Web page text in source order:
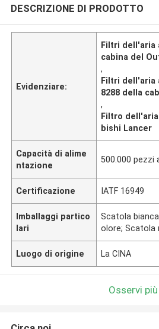
DESCRIZIONE DI PRODOTTO
Evidenziare:
Filtri dell'aria
cabina del
,
Filtri dell'aria
8288 della
,
Filtro
bishi Lancer
Capacità di alime
ntazione
500.000 pezzi
Certificazione IATF 16949
Imballaggi partico
lari
Scatola
olore; Scatola
Luogo di origine La CINA
Osservi più